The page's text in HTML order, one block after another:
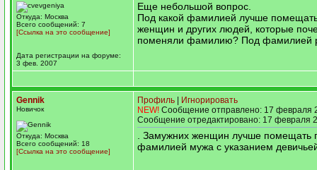
Откуда: Москва
Всего сообщений: 7
[Ссылка на это сообщение]
Дата регистрации на форуме:
3 фев. 2007
Еще небольшой вопрос.
Под какой фамилией лучше
женщин и других людей, которые
поменяли фамилию? Под фамилией
Gennik
Новичок
Откуда: Москва
Всего сообщений: 18
[Ссылка на это сообщение]
Профиль
Игнорировать
NEW! Сообщение отправлено: 17 февраля
Сообщение отредактировано: 17 февраля
. Замужних женщин лучше помещать
фамилией мужа с указанием